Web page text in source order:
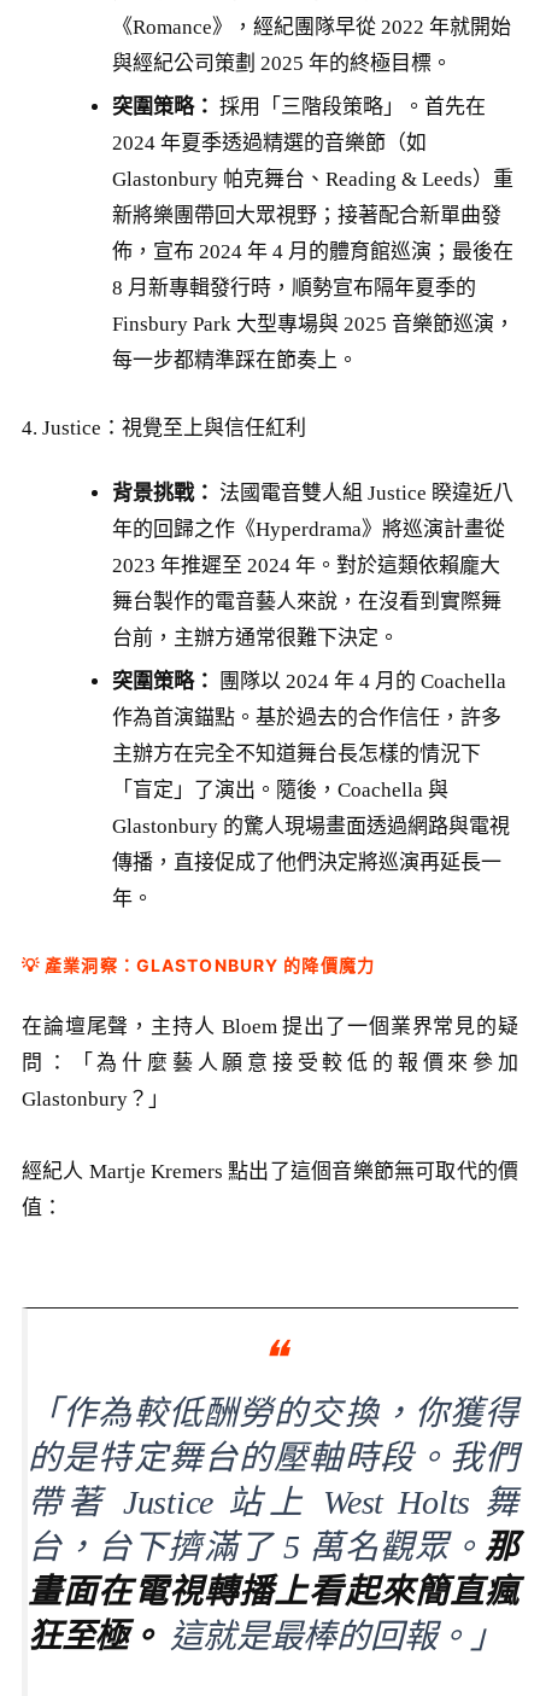
《Romance》，經紀團隊早從 2022 年就開始
與經紀公司策劃 2025 年的終極目標。
突圍策略： 採用「三階段策略」。首先在
2024 年夏季透過精選的音樂節（如
Glastonbury 帕克舞台、Reading & Leeds）重
新將樂團帶回大眾視野；接著配合新單曲發
佈，宣布 2024 年 4 月的體育館巡演；最後在
8 月新專輯發行時，順勢宣布隔年夏季的
Finsbury Park 大型專場與 2025 音樂節巡演，
每一步都精準踩在節奏上。
4. Justice：視覺至上與信任紅利
背景挑戰： 法國電音雙人組 Justice 睽違近八
年的回歸之作《Hyperdrama》將巡演計畫從
2023 年推遲至 2024 年。對於這類依賴龐大
舞台製作的電音藝人來說，在沒看到實際舞
台前，主辦方通常很難下決定。
突圍策略：
團隊以 2024 年 4 月的 Coachella
作為首演錨點。基於過去的合作信任，許多
主辦方在完全不知道舞台長怎樣的情況下
「盲定」了演出。隨後，Coachella 與
Glastonbury 的驚人現場畫面透過網路與電視
傳播，直接促成了他們決定將巡演再延長一
年。
💡 產業洞察：GLASTONBURY 的降價魔力
在論壇尾聲，主持人 Bloem 提出了一個業界常見的疑
問：「為什麼藝人願意接受較低的報價來參加
Glastonbury？」
經紀人 Martje Kremers 點出了這個音樂節無可取代的價
值：
「作為較低酬勞的交換，你獲得
的是特定舞台的壓軸時段。我們
帶著 Justice 站上 West Holts 舞
台，台下擠滿了 5 萬名觀眾。 那
畫面在電視轉播上看起來簡直瘋
狂至極。 這就是最棒的回報。」